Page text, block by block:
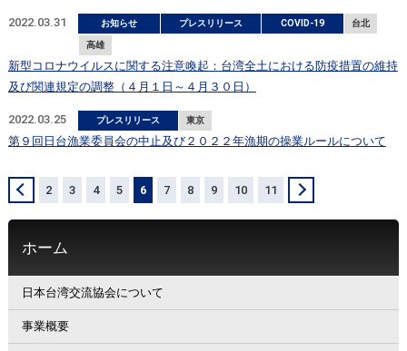
2022.03.31 お知らせ プレスリリース COVID-19
台北
高雄
新型コロナウイルスに関する注意喚起：台湾全土における防疫措置の維持
及び関連規定の調整（４月１日～４月３０日）
2022.03.25 プレスリリース 東京
第９回日台漁業委員会の中止及び２０２２年漁期の操業ルールについて
2 3 4 5 6 7 8 9 10 11
ホーム
日本台湾交流協会について
事業概要